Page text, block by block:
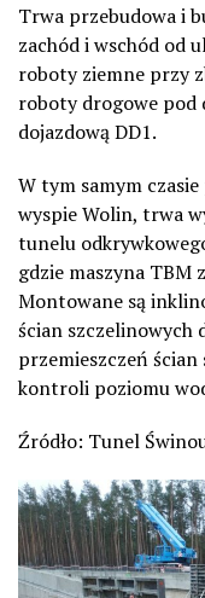
Trwa przebudowa i
zachód i wschód od
roboty ziemne przy
roboty drogowe pod
dojazdową DD1.
W tym samym
wyspie Wolin, trwa
tunelu
gdzie maszyna TBM
Montowane są
ścian szczelinowych
przemieszczeń
kontroli poziomu
Źródło: Tunel